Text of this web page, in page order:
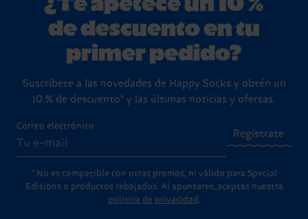
de descuento en tu
primer pedido?
Suscríbete a las novedades de Happy Socks y obtén un
10 % de descuento* y las últimas noticias y ofertas.
Correo electrónico
Regístrate
* No es compatible con otras promos, ni válido para Special
Editions o productos rebajados. Al apuntarte, aceptas nuestra
política de privacidad .